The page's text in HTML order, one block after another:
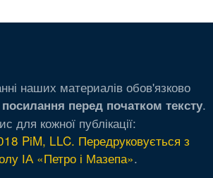
наших материалів обов'язково
посилання перед початком тексту.
для кожної публікації:
PiM, LLC. Передруковується з
ІА «Петро і Мазепа».